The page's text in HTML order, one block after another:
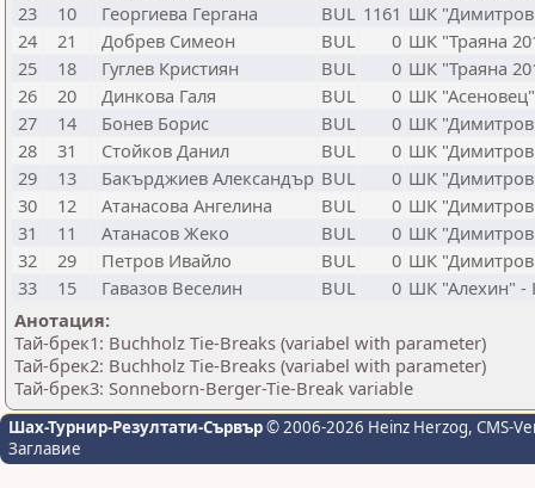
23
10 Георгиева Гергана BUL 1161 ШК
24
21 Добрев Симеон BUL 0 ШК "Траяна
25
18 Гуглев Кристиян BUL 0 ШК "Траяна
26
20 Динкова Галя BUL 0 ШК
27
14 Бонев Борис BUL 0 ШК
28
31 Стойков Данил BUL 0 ШК
29
13 Бакърджиев Александър BUL 0 ШК
30
12 Атанасова Ангелина BUL 0 ШК
31
11 Атанасов Жеко BUL 0 ШК
32
29 Петров Ивайло BUL 0 ШК
33
15 Гавазов Веселин BUL 0 ШК "Алехин" -
Анотация:
Тай-брек1: Buchholz Tie-Breaks (variabel with parameter)
Тай-брек2: Buchholz Tie-Breaks (variabel with parameter)
Тай-брек3: Sonneborn-Berger-Tie-Break variable
Шах-Турнир-Резултати-Сървър© 2006-2026 Heinz Herzog, CMS-
Заглавие